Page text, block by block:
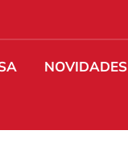
NOVIDADES